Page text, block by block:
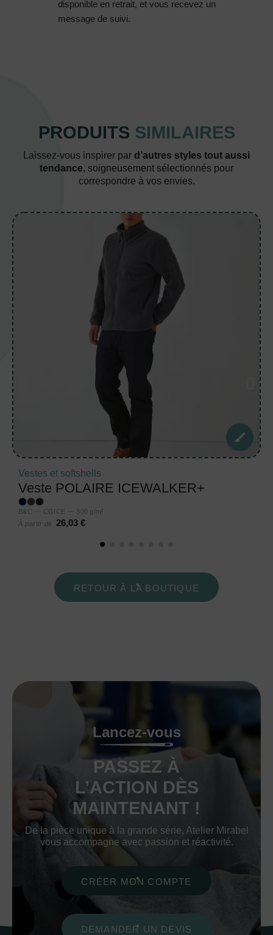
disponible en retrait, et vous recevez un
message de suivi.
PRODUITS SIMILAIRES
Laissez-vous inspirer par d’autres styles tout aussi
tendance, soigneusement sélectionnés pour
correspondre à vos envies.
Vestes et softshells
Veste POLAIRE ICEWALKER+
B&C — CGICE — 300 g/m²
À partir de
26,03 €
RETOUR À LA BOUTIQUE
Lancez-vous
PASSEZ À
L’ACTION DÈS
MAINTENANT !
De la pièce unique à la grande série, Atelier Mirabel
vous accompagne avec passion et réactivité.
CRÉER MON COMPTE
DEMANDER UN DEVIS